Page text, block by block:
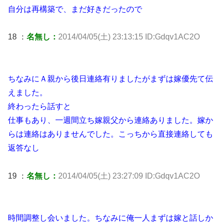
自分は再構築で、まだ好きだったので
18 ： 名無し： 2014/04/05(土) 23:13:15 ID:Gdqv1AC2O
ちなみにＡ親から後日連絡有りましたがまずは嫁優先て伝
えました。
終わったら話すと
仕事もあり、一週間立ち嫁親父から連絡ありました。嫁か
らは連絡はありませんでした。こっちから直接連絡しても
返答なし
19 ： 名無し： 2014/04/05(土) 23:27:09 ID:Gdqv1AC2O
時間調整し会いました。ちなみに俺一人まずは嫁と話しか